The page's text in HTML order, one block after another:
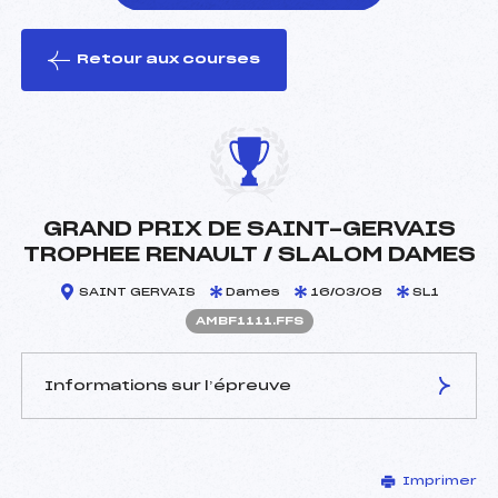
le ski
Retour aux courses
GRAND PRIX DE SAINT-GERVAIS
TROPHEE RENAULT / SLALOM DAMES
SAINT GERVAIS Dames 16/03/08 SL1
AMBF1111.FFS
Informations sur l’épreuve
BASTIEN MAURICE (MB)
Imprimer